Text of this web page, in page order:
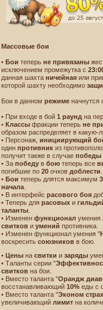
Массовые бои
• Бои теперь не привязаны
исключением промежутка с
данная шахта ничейная или
которой шахту необходимо
Бои в данном режиме начнутся
• При входе в бой 1 раунд на
• Классы фракции теперь не
образом распределяет в какую-
• Персонаж, инициирующий
один противник из
получит также в случае победы
• За победу в бою теперь все
погибшие по 20 очков доблести
• Бои теперь длятся максимум
начала
• В интерфейс расового боя
• Теперь для расовых и
таланты
• Изменен функционал умения
свитков и умений противника.
• Изменен функционал умения "
воскресить союзников в бою.
• Цены на свитки и заряды
• Таланты серии "
свитков на бои.
• Вместо таланта "Орандж
восстанавливающий 10% еды с
• Вместо таланта "Эконом
увеличивающий лимит на